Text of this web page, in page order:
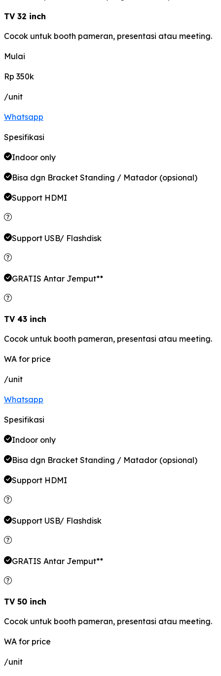
TV 32 inch
Cocok untuk booth pameran, presentasi atau meeting.
Mulai
Rp 350k
/unit
Whatsapp
Spesifikasi
Indoor only
Bisa dgn Bracket Standing / Matador (opsional)
Support HDMI
Support USB/ Flashdisk
GRATIS Antar Jemput**
TV 43 inch
Cocok untuk booth pameran, presentasi atau meeting.
WA for price
/unit
Whatsapp
Spesifikasi
Indoor only
Bisa dgn Bracket Standing / Matador (opsional)
Support HDMI
Support USB/ Flashdisk
GRATIS Antar Jemput**
TV 50 inch
Cocok untuk booth pameran, presentasi atau meeting.
WA for price
/unit